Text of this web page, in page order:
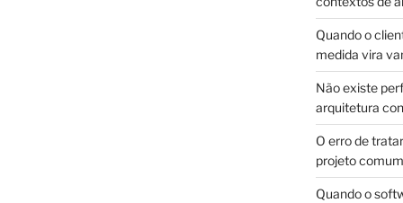
Quando o
medida vira
Não existe
arquitetura
O erro de
projeto comum
Quando o